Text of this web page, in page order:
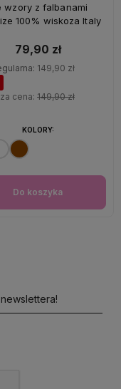
wzory z falbanami
100% wiskoza Italy
79,90 zł
149,90 zł
cena: 149,90 zł
Do koszyka
KOLORY: